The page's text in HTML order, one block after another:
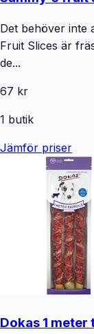
Det behöver inte
Fruit Slices är
de...
67 kr
1 butik
Jämför priser
Dokas 1 meter